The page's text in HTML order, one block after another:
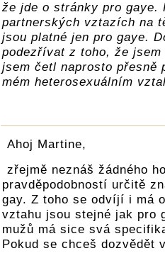
že jde o stránky pro gaye.
partnerských vztazích na
jsou platné jen pro gaye.
podezřívat z toho, že
jsem četl naprosto
mém heterosexuálním
Ahoj Martine,
zřejmě neznáš žádného
pravděpodobností určitě
gay. Z toho se odvíjí i má
vztahu jsou stejné jak pro
mužů má sice svá
Pokud se chceš dozvědět